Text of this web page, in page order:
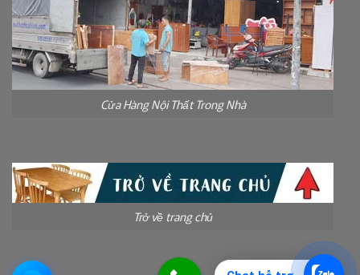
Cửa Hàng Nội Thất Trong Nhà
Trở về trang chủ